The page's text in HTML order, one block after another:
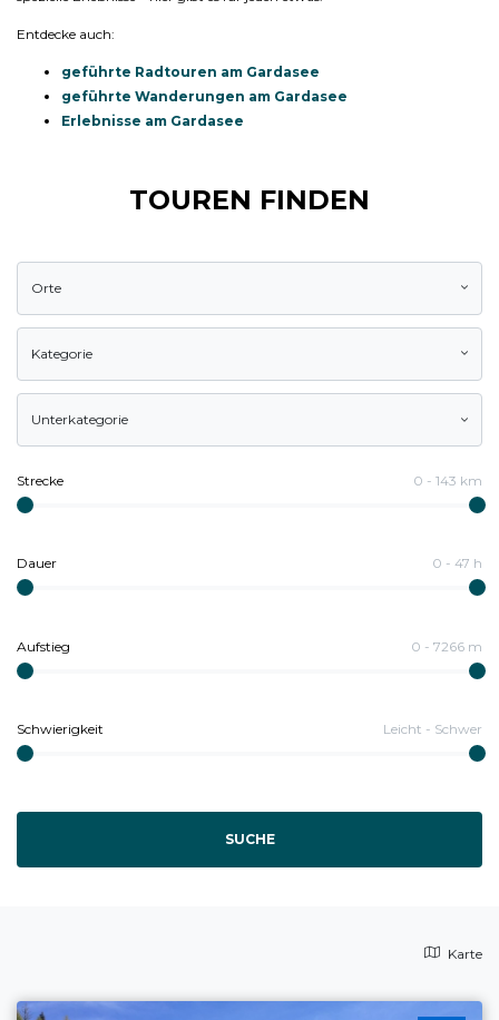
Entdecke auch:
geführte Radtouren am Gardasee
geführte Wanderungen am Gardasee
Erlebnisse am Gardasee
TOUREN FINDEN
Orte
Kategorie
Unterkategorie
Strecke 0 - 143 km
Dauer 0 - 47 h
Aufstieg 0 - 7266 m
Schwierigkeit Leicht - Schwer
SUCHE
Karte